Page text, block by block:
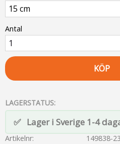
Antal
KÖP
LAGERSTATUS
Lager i Sverige 1-4
Artikelnr 149838-